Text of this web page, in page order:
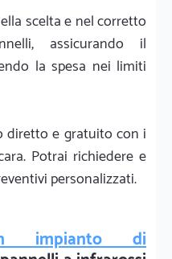
scelta e nel corretto
assicurando il
la spesa nei limiti
diretto e gratuito con i
Potrai richiedere e
personalizzati.
impianto di